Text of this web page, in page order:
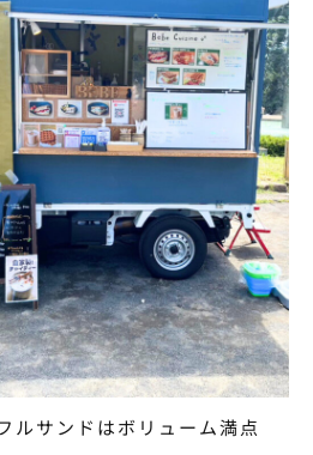
ルサンドはボリューム満点